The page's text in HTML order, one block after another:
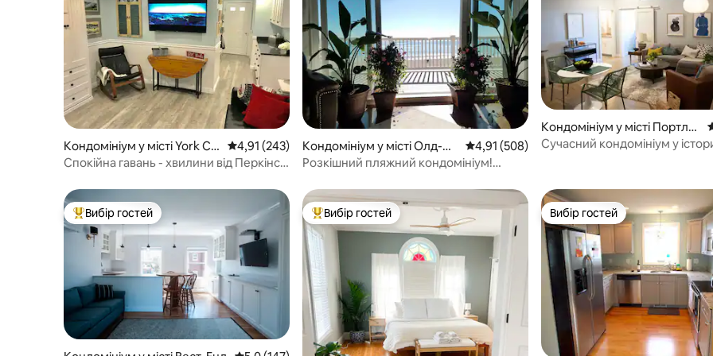
Кондомініум у місті York Co
unty
Середня оцінка: 4,91 з 5, відгуки: 243
4,91 (243)
Спокійна гавань - хвилини від Перкінс-
Кондомініум у місті Олд-Ор
чард-Біч
Середня оцінка: 4,91 з 5, відгуки: 508
4,91 (508)
Розкішний пляжний кондомініум!
Кондомініум у місті Портле
нд
Сучасний кондомініум у
Топ вибір гостей
Вибір гостей Топ вибір гостей
Вибір гостей Вибір гостей
Вибір гостей